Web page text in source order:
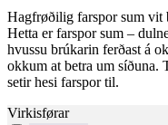
Hagfrøðilig farspor sum vit
Hetta er farspor sum –
hvussu brúkarin ferðast á
okkum at betra um síðuna.
setir hesi farspor til.
Virkisførar